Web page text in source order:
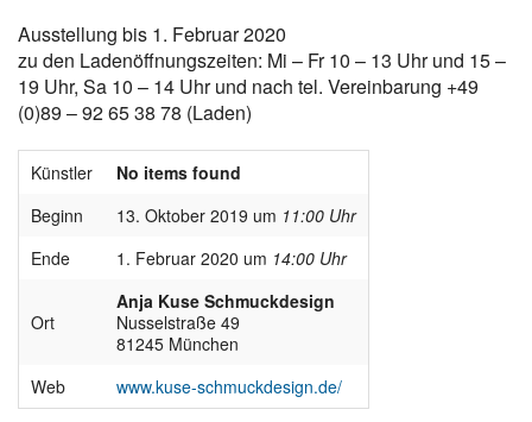
Ausstellung bis 1. Februar 2020
zu den Ladenöffnungszeiten: Mi – Fr 10 – 13 Uhr und 15 –
19 Uhr, Sa 10 – 14 Uhr und nach tel. Vereinbarung +49
(0)89 – 92 65 38 78 (Laden)
Künstler
No items found
Beginn
13. Oktober 2019 um 11:00 Uhr
Ende
1. Februar 2020 um 14:00 Uhr
Ort
Anja Kuse Schmuckdesign
Nusselstraße 49
81245 München
Web
www.kuse-schmuckdesign.de/